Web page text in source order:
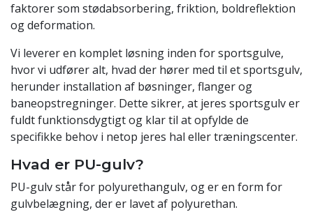
faktorer som stødabsorbering, friktion, boldreflektion
og deformation.
Vi leverer en komplet løsning inden for sportsgulve,
hvor vi udfører alt, hvad der hører med til et sportsgulv,
herunder installation af bøsninger, flanger og
baneopstregninger. Dette sikrer, at jeres sportsgulv er
fuldt funktionsdygtigt og klar til at opfylde de
specifikke behov i netop jeres hal eller træningscenter.
Hvad er PU-gulv?
PU-gulv står for polyurethangulv, og er en form for
gulvbelægning, der er lavet af polyurethan.